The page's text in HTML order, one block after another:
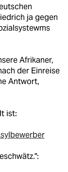
ja gegen
Afrikaner,
der Einreise
Antwort,
ist: